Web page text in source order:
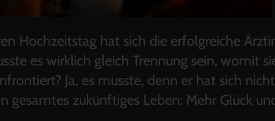
Hochzeitstag hat sich die erfolgreiche
es wirklich gleich Trennung sein, womit
Ja, es musste, denn er hat sich
gesamtes zukünftiges Leben: Mehr Glück